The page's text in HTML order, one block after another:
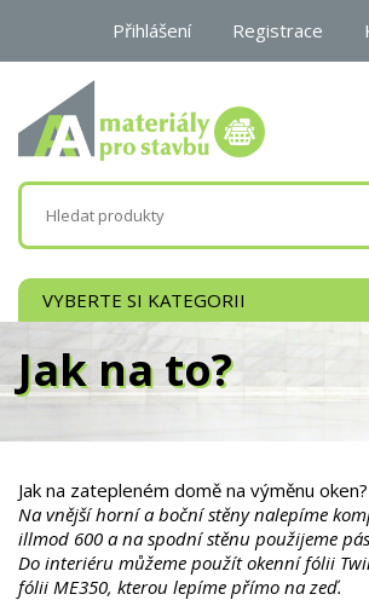
Přihlášení Registrace
VYBERTE SI KATEGORII
0 Kč
Jak na to?
Jak na zatepleném domě na výměnu oken?
Na vnější horní a boční stěny nalepíme
illmod 600 a na spodní stěnu použijeme
Do interiéru můžeme použít okenní fólii
fólii ME350, kterou lepíme přímo na zeď.